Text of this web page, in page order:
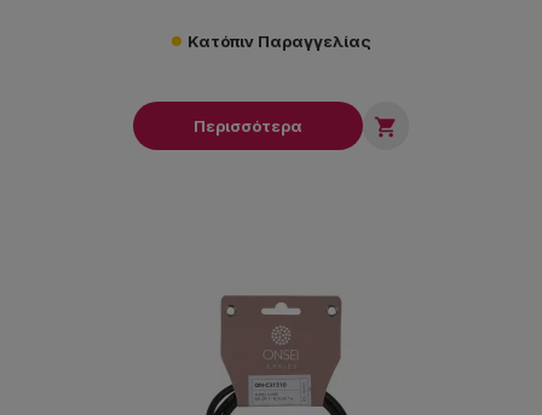
Κατόπιν Παραγγελίας
Περισσότερα 